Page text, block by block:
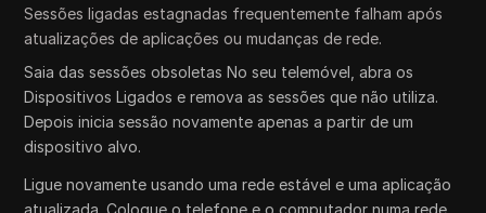
Sessões ligadas estagnadas frequentemente falham após
atualizações de aplicações ou mudanças de rede.
Saia das sessões obsoletas No seu telemóvel, abra os
Dispositivos Ligados e remova as sessões que não utiliza.
Depois inicia sessão novamente apenas a partir de um
dispositivo alvo.
Ligue novamente usando uma rede estável e uma aplicação